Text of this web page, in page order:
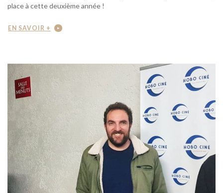
place à cette deuxième année !
EN SAVOIR +